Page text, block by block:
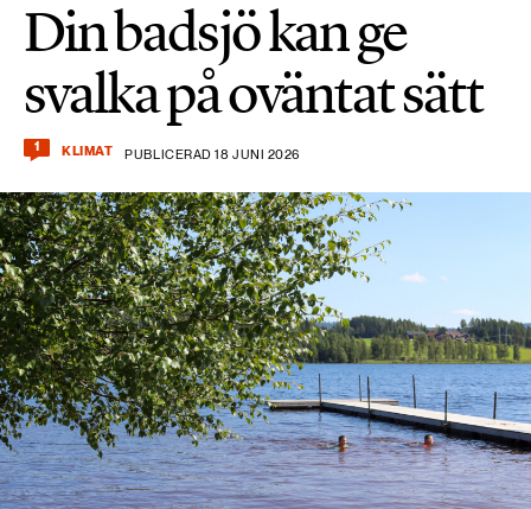
Din badsjö kan ge
svalka på oväntat sätt
1 KLIMAT PUBLICERAD 18 JUNI 2026